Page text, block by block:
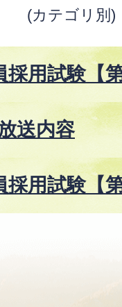
(カテゴリ別)
採用試験【
送内容
採用試験【